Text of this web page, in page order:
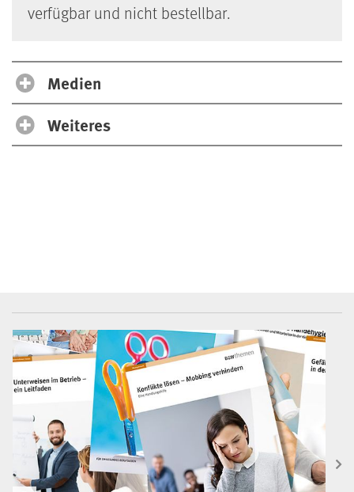
verfügbar und nicht bestellbar.
Medien
Weiteres
BGW-Mediencenter